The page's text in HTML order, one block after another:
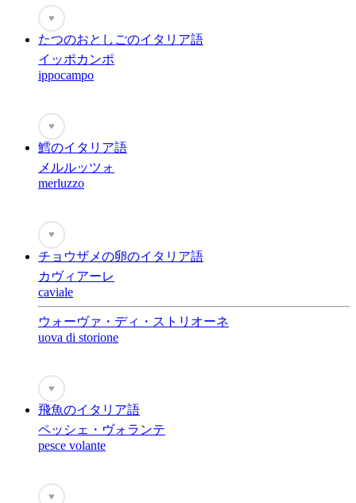
♥
たつのおとしごのイタリア語
イッポカンポ
ippocampo
♥
鱈のイタリア語
メルルッツォ
merluzzo
♥
チョウザメの卵のイタリア語
カヴィアーレ
caviale
ウォーヴァ・ディ・ストリオーネ
uova di storione
♥
飛魚のイタリア語
ペッシェ・ヴォランテ
pesce volante
♥